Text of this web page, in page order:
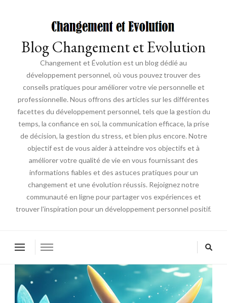
Blog Changement et Evolution
Changement et Évolution est un blog dédié au
développement personnel, où vous pouvez trouver des
conseils pratiques pour améliorer votre vie personnelle et
professionnelle. Nous offrons des articles sur les différentes
facettes du développement personnel, tels que la gestion du
temps, la confiance en soi, la communication efficace, la prise
de décision, la gestion du stress, et bien plus encore. Notre
objectif est de vous aider à atteindre vos objectifs et à
améliorer votre qualité de vie en vous fournissant des
informations fiables et des astuces pratiques pour un
changement et une évolution réussis. Rejoignez notre
communauté en ligne pour partager vos expériences et
trouver l'inspiration pour un développement personnel positif.